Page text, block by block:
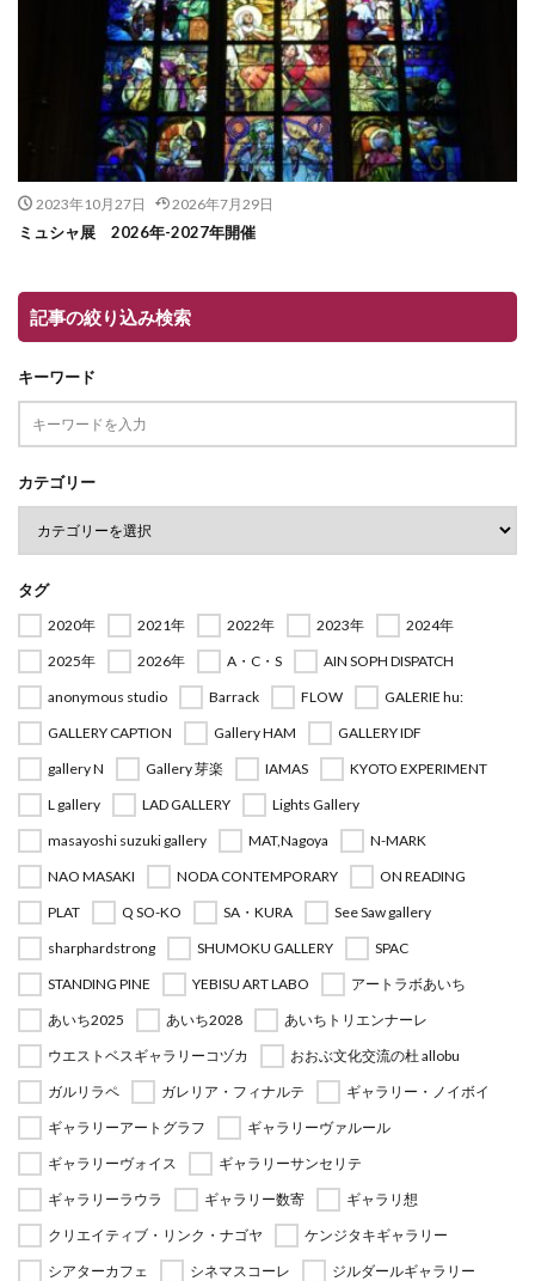
2023年10月27日 2026年7月29日
ミュシャ展 2026年-2027年開催
記事の絞り込み検索
キーワード
カテゴリー
タグ
2020年 2021年 2022年 2023年
2024年
2025年
2026年 A・C・S
AIN SOPH DISPATCH
anonymous studio
Barrack FLOW
GALERIE hu:
GALLERY CAPTION
Gallery HAM
GALLERY IDF
gallery N
Gallery 芽楽 IAMAS
KYOTO EXPERIMENT
L gallery
LAD GALLERY
Lights Gallery
masayoshi suzuki gallery
MAT,Nagoya
N-MARK
NAO MASAKI
NODA CONTEMPORARY
ON READING
PLAT
Q SO-KO SA・KURA
See Saw gallery
sharphardstrong
SHUMOKU GALLERY
SPAC
STANDING PINE
YEBISU ART LABO
アートラボあいち
あいち2025
あいち2028
あいちトリエンナーレ
ウエストベスギャラリーコヅカ
おおぶ文化交流の杜 allobu
ガルリラペ
ガレリア・フィナルテ
ギャラリー・ノイボイ
ギャラリーアートグラフ
ギャラリーヴァルール
ギャラリーヴォイス
ギャラリーサンセリテ
ギャラリーラウラ
ギャラリー数寄
ギャラリ想
クリエイティブ・リンク・ナゴヤ
ケンジタキギャラリー
シアターカフェ
シネマスコーレ
ジルダールギャラリー